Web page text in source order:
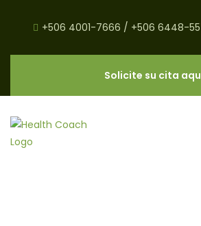
+506 4001-7666 / +506 6448-
Solicite su cita